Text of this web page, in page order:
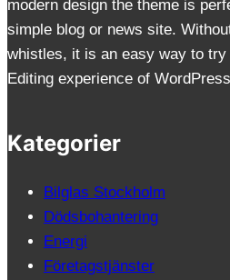
modern design the theme is
simple blog or news site.
whistles, it is an easy way to
Editing experience of
Kategorier
Bilglas Stockholm
Dödsbohantering
Energi
Företagstjänster